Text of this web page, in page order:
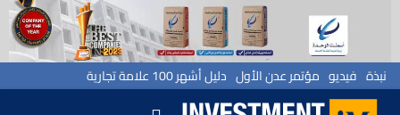
نبذة فيديو مؤتمر عدن الأول دليل أشهر 100 علامة تجارية